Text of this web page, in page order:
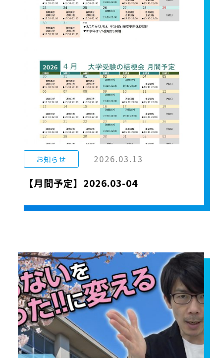
お知らせ 2026.03.13
【月間予定】2026.03-04